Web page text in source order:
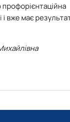
вже має